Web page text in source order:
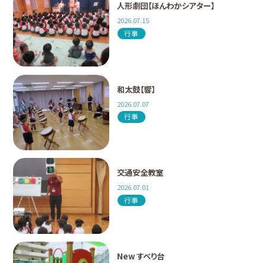
人形劇団【ほんわかシアター】
2026.07.15
行事
和太鼓【響】
2026.07.07
行事
交通安全教室
2026.07.01
行事
New すべり台